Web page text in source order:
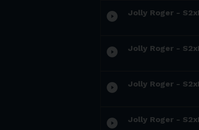
play_circle_filled Jolly Roger -
play_circle_filled Jolly Roger -
play_circle_filled Jolly Roger -
play_circle_filled Jolly Roger -